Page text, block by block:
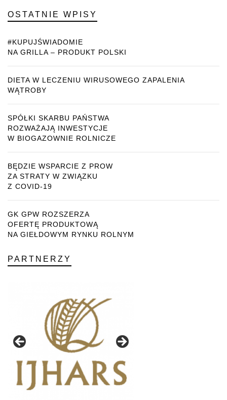
OSTATNIE WPISY
#KUPUJŚWIADOMIE
NA GRILLA – PRODUKT POLSKI
DIETA W LECZENIU WIRUSOWEGO ZAPALENIA
WĄTROBY
SPÓŁKI SKARBU PAŃSTWA
ROZWAŻAJĄ INWESTYCJE
W BIOGAZOWNIE ROLNICZE
BĘDZIE WSPARCIE Z PROW
ZA STRATY W ZWIĄZKU
Z COVID-19
GK GPW ROZSZERZA
OFERTĘ PRODUKTOWĄ
NA GIEŁDOWYM RYNKU ROLNYM
PARTNERZY